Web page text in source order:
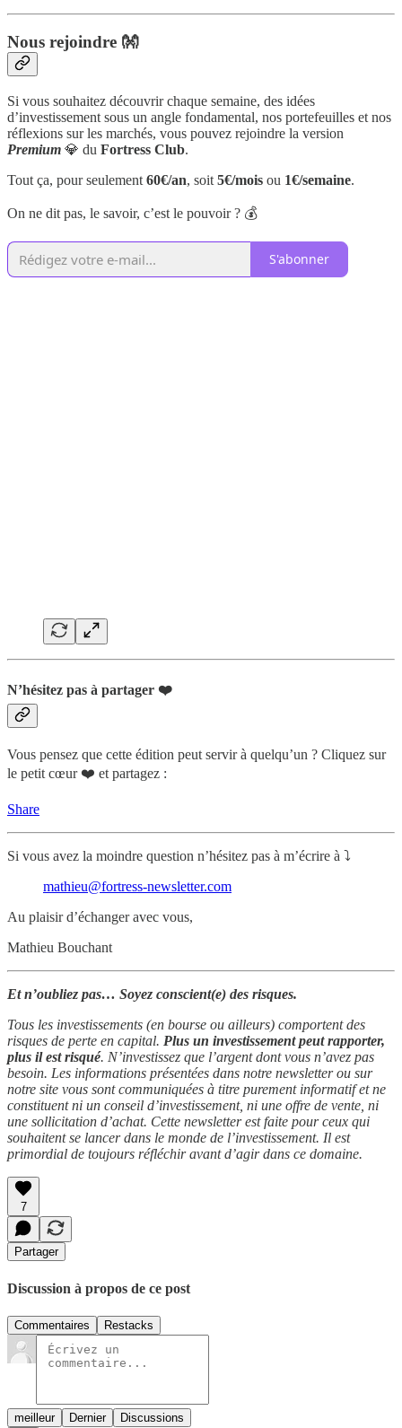
Nous rejoindre 👐
Si vous souhaitez découvrir chaque semaine, des idées
d’investissement sous un angle fondamental, nos portefeuilles et nos
réflexions sur les marchés, vous pouvez rejoindre la version
Premium 💎 du Fortress Club.
Tout ça, pour seulement 60€/an, soit 5€/mois ou 1€/semaine.
On ne dit pas, le savoir, c’est le pouvoir ? 💰
S'abonner
N’hésitez pas à partager ❤️
Vous pensez que cette édition peut servir à quelqu’un ? Cliquez sur
le petit cœur ❤️ et partagez :
Share
Si vous avez la moindre question n’hésitez pas à m’écrire à ⤵️
mathieu@fortress-newsletter.com
Au plaisir d’échanger avec vous,
Mathieu Bouchant
Et n’oubliez pas… Soyez conscient(e) des risques.
Tous les investissements (en bourse ou ailleurs) comportent des
risques de perte en capital. Plus un investissement peut rapporter,
plus il est risqué. N’investissez que l’argent dont vous n’avez pas
besoin. Les informations présentées dans notre newsletter ou sur
notre site vous sont communiquées à titre purement informatif et ne
constituent ni un conseil d’investissement, ni une offre de vente, ni
une sollicitation d’achat. Cette newsletter est faite pour ceux qui
souhaitent se lancer dans le monde de l’investissement. Il est
primordial de toujours réfléchir avant d’agir dans ce domaine.
7
Partager
Discussion à propos de ce post
Commentaires Restacks
meilleur Dernier Discussions